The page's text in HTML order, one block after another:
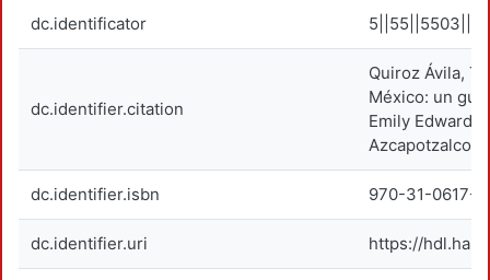
dc.identificator
dc.identifier.citation
Quiroz Ávila,
México: un
Emily
Azcapotzalco.
dc.identifier.isbn 970-31-0617-X
dc.identifier.uri https://